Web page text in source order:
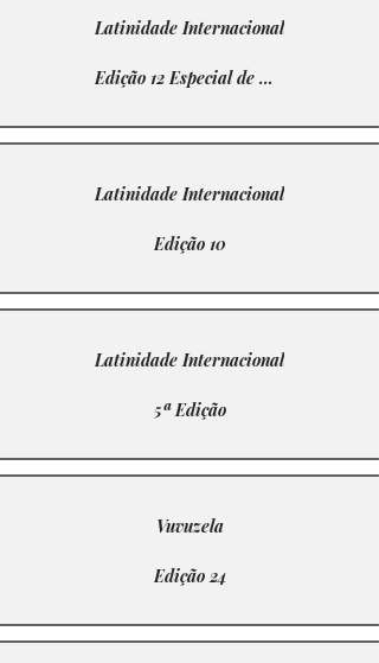
Latinidade Internacional
Edição 12 Especial de Natal
Latinidade Internacional
Edição 10
Latinidade Internacional
5ª Edição
Vuvuzela
Edição 24